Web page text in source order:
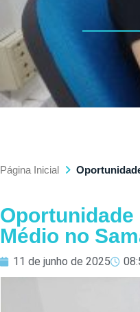
Página Inicial
Médio no
11 de junho de 2025